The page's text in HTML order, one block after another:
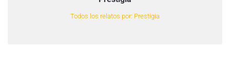
Todos los relatos por: Prestigia